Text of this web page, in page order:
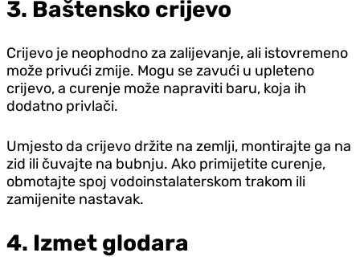
3. Baštensko crijevo
Crijevo je neophodno za zalijevanje, ali istovremeno
može privući zmije. Mogu se zavući u upleteno
crijevo, a curenje može napraviti baru, koja ih
dodatno privlači.
Umjesto da crijevo držite na zemlji, montirajte ga na
zid ili čuvajte na bubnju. Ako primijetite curenje,
obmotajte spoj vodoinstalaterskom trakom ili
zamijenite nastavak.
4. Izmet glodara